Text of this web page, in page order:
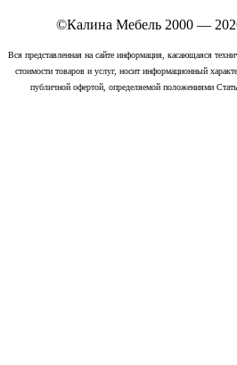
©Калина Мебель 2000 —
Вся представленная на сайте информация, касающаяся
стоимости товаров и услуг, носит информационный
публичной офертой, определяемой положениями